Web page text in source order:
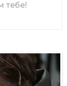
тебе!